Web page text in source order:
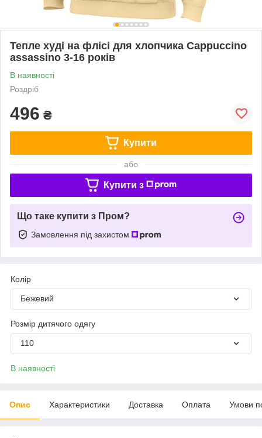
Тепле худі на флісі для хлопчика Cappuccino
assassino 3-16 років
В наявності
Роздріб
496 ₴
Купити
або
Купити з
Що таке купити з Пром?
Замовлення під захистом
Колір
Бежевий
Розмір дитячого одягу
110
В наявності
Опис Характеристики Доставка Оплата Умови